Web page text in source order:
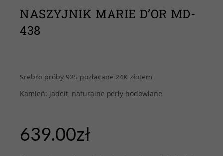
NASZYJNIK MARIE D’OR MD-
438
Srebro próby 925 pozłacane 24K złotem
Kamień: jadeit, naturalne perły hodowlane
639.00zł